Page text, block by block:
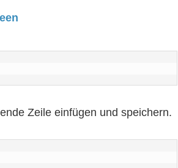
Zeile einfügen und speichern.